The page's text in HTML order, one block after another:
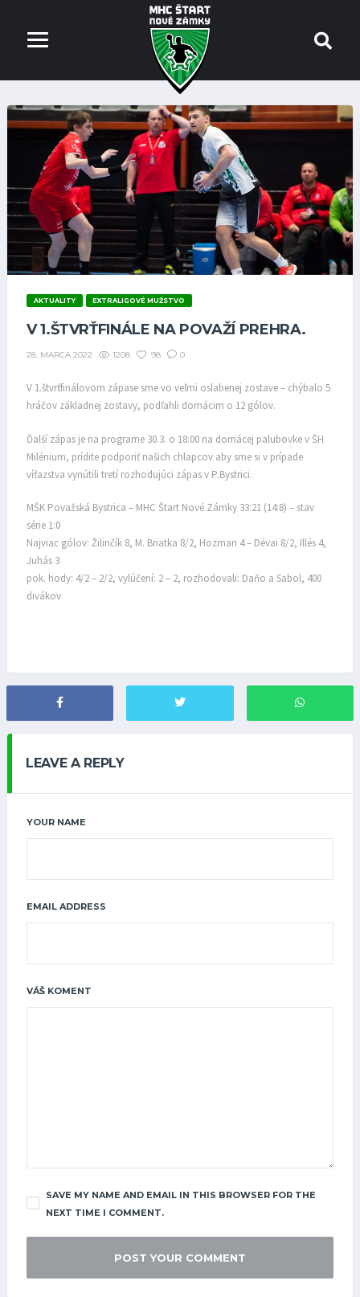
AKTUALITY EXTRALIGOVÉ MUŽSTVO
V 1.ŠTVRŤFINÁLE NA POVAŽÍ PREHRA.
28. MARCA 2022 1208 98 0
V 1.štvrťfinálovom zápase sme vo veľmi oslabenej zostave – chýbalo 5
hráčov základnej zostavy, podľahli domácim o 12 gólov.
Ďalší zápas je na programe 30.3. o 18:00 na domácej palubovke v ŠH
Milénium, prídite podporiť našich chlapcov aby sme si v prípade
víťazstva vynútili tretí rozhodujúci zápas v P.Bystrici.
MŠK Považská Bystrica – MHC Štart Nové Zámky 33:21 (14:8) – stav
série 1:0
Najviac gólov: Žilinčík 8, M. Briatka 8/2, Hozman 4 – Dévai 8/2, Illés 4,
Juhás 3
pok. hody: 4/2 – 2/2, vylúčení: 2 – 2, rozhodovali: Daňo a Sabol, 400
divákov
LEAVE A REPLY
YOUR NAME
EMAIL ADDRESS
VÁŠ KOMENT
SAVE MY NAME AND EMAIL IN THIS BROWSER FOR THE
NEXT TIME I COMMENT.